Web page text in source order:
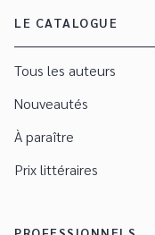
LE CATALOGUE
Tous les auteurs
Nouveautés
À paraître
Prix littéraires